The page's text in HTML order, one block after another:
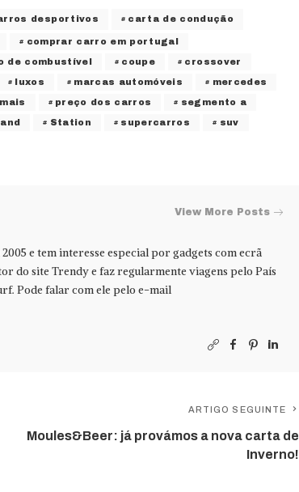
desportivos carta de condução
comprar carro em portugal
de combustível coupe crossover
luxos marcas automóveis mercedes
preço dos carros segmento a
Station supercarros suv
View More Posts
e tem interesse especial por gadgets com ecrã
do site Trendy e faz regularmente viagens pelo País
Pode falar com ele pelo e-mail
ARTIGO SEGUINTE
Moules&Beer: já provámos a nova carta de
Inverno!